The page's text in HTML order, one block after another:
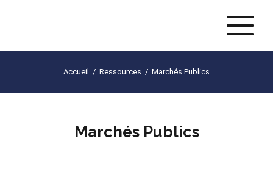
Accueil / Ressources / Marchés Publics
Marchés Publics